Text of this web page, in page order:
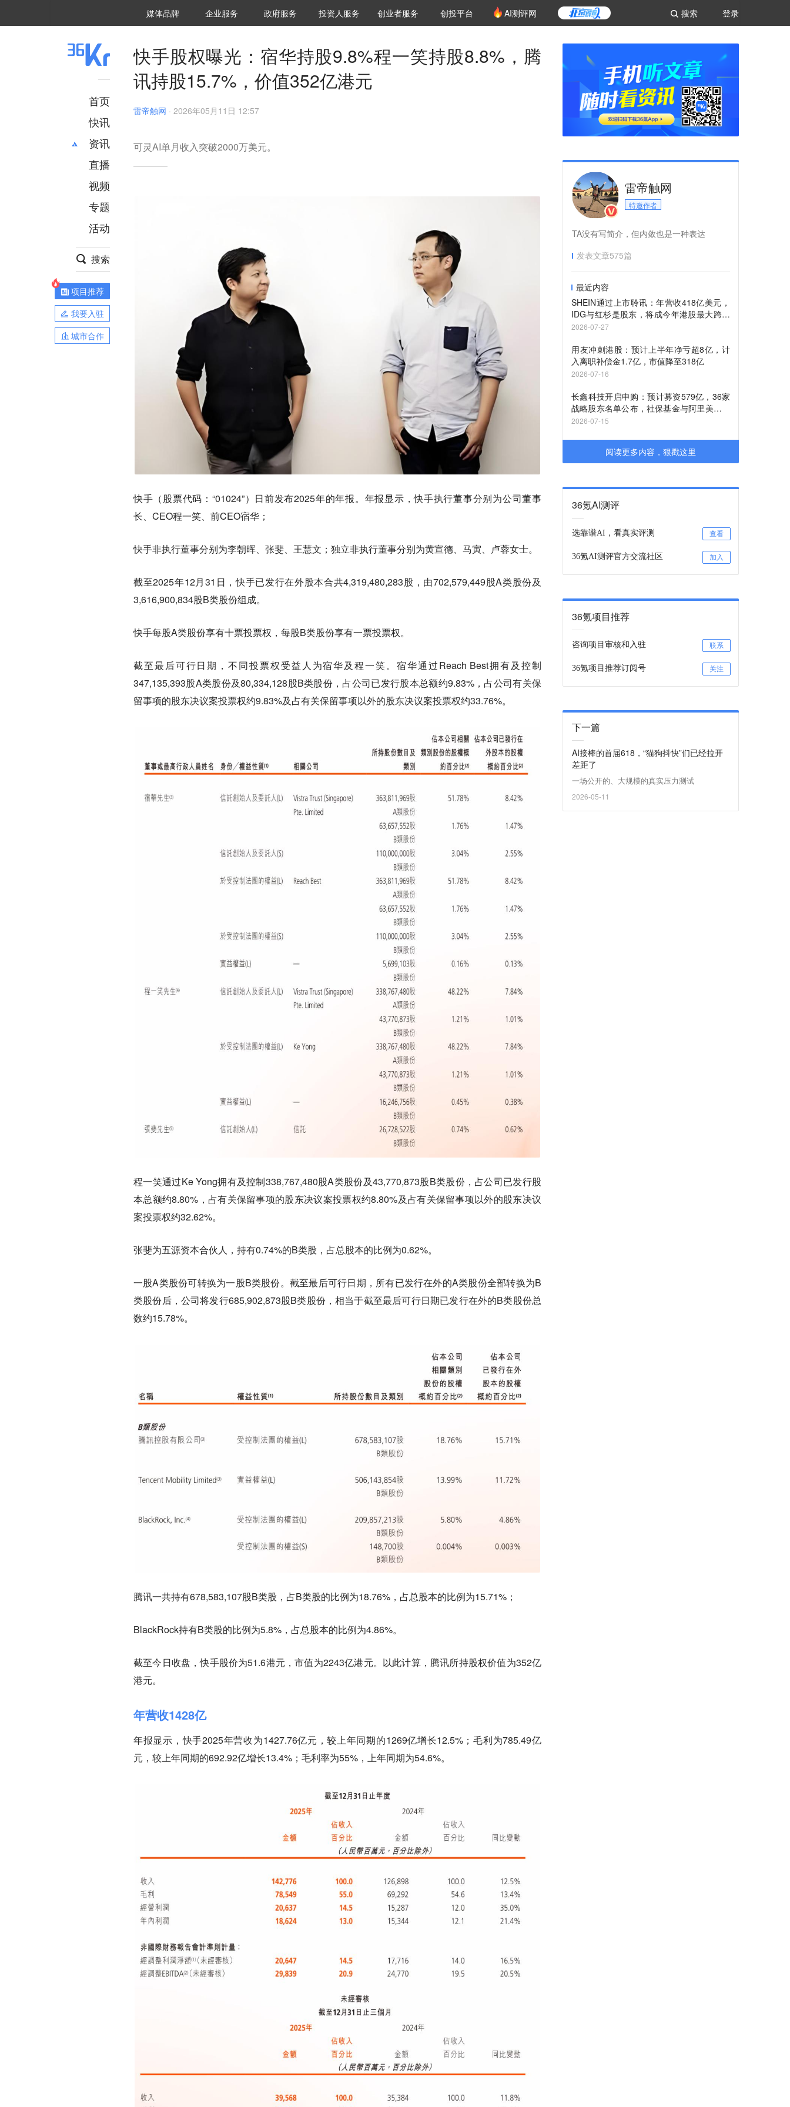
登录
搜索
媒体品牌 36Kr研究院
企业服务 城市之窗
政府服务 VClub投资机构库
投资机构职位推介
投资人服务 创投氪堂
创业者服务 创投平台 AI测评网
首页
快讯
资讯
推荐
财经
项目推荐
安徽
直播
视频
专题
活动
搜索
项目推荐
我要入驻
城市合作
快手股权曝光：宿华持股9.8%程一笑持股8.8%，腾
讯持股15.7%，价值352亿港元
雷帝触网 · 2026年05月11日 12:57
可灵AI单月收入突破2000万美元。
快手（股票代码：“01024”）日前发布2025年的年报。年报显示，快手执行董事分别为公司董事
长、CEO程一笑、前CEO宿华；
快手非执行董事分别为李朝晖、张斐、王慧文；独立非执行董事分别为黄宣德、马寅、卢蓉女士。
截至2025年12月31日，快手已发行在外股本合共4,319,480,283股，由702,579,449股A类股份及
3,616,900,834股B类股份组成。
快手每股A类股份享有十票投票权，每股B类股份享有一票投票权。
截至最后可行日期，不同投票权受益人为宿华及程一笑。宿华通过Reach Best拥有及控制
347,135,393股A类股份及80,334,128股B类股份，占公司已发行股本总额约9.83%，占公司有关保
留事项的股东决议案投票权约9.83%及占有关保留事项以外的股东决议案投票权约33.76%。
程一笑通过Ke Yong拥有及控制338,767,480股A类股份及43,770,873股B类股份，占公司已发行股
本总额约8.80%，占有关保留事项的股东决议案投票权约8.80%及占有关保留事项以外的股东决议
案投票权约32.62%。
张斐为五源资本合伙人，持有0.74%的B类股，占总股本的比例为0.62%。
一股A类股份可转换为一股B类股份。截至最后可行日期，所有已发行在外的A类股份全部转换为B
类股份后，公司将发行685,902,873股B类股份，相当于截至最后可行日期已发行在外的B类股份总
数约15.78%。
腾讯一共持有678,583,107股B类股，占B类股的比例为18.76%，占总股本的比例为15.71%；
BlackRock持有B类股的比例为5.8%，占总股本的比例为4.86%。
截至今日收盘，快手股价为51.6港元，市值为2243亿港元。以此计算，腾讯所持股权价值为352亿
港元。
年营收1428亿
年报显示，快手2025年营收为1427.76亿元，较上年同期的1269亿增长12.5%；毛利为785.49亿
元，较上年同期的692.92亿增长13.4%；毛利率为55%，上年同期为54.6%。
雷帝触网
特邀作者
TA没有写简介，但内敛也是一种表达
发表文章575篇
最近内容
SHEIN通过上市聆讯：年营收418亿美元，
IDG与红杉是股东，将成今年港股最大跨境
电商IPO
2026-07-27
用友冲刺港股：预计上半年净亏超8亿，计
入离职补偿金1.7亿，市值降至318亿
2026-07-16
长鑫科技开启申购：预计募资579亿，36家
战略股东名单公布，社保基金与阿里美团澜
起奇瑞等巨头加持
2026-07-15
阅读更多内容，狠戳这里
36氪AI测评
选靠谱AI，看真实评测 查看
36氪AI测评官方交流社区 加入
36氪项目推荐
咨询项目审核和入驻 联系
36氪项目推荐订阅号 关注
下一篇
AI接棒的首届618，“猫狗抖快”们已经拉开
差距了
一场公开的、大规模的真实压力测试
2026-05-11